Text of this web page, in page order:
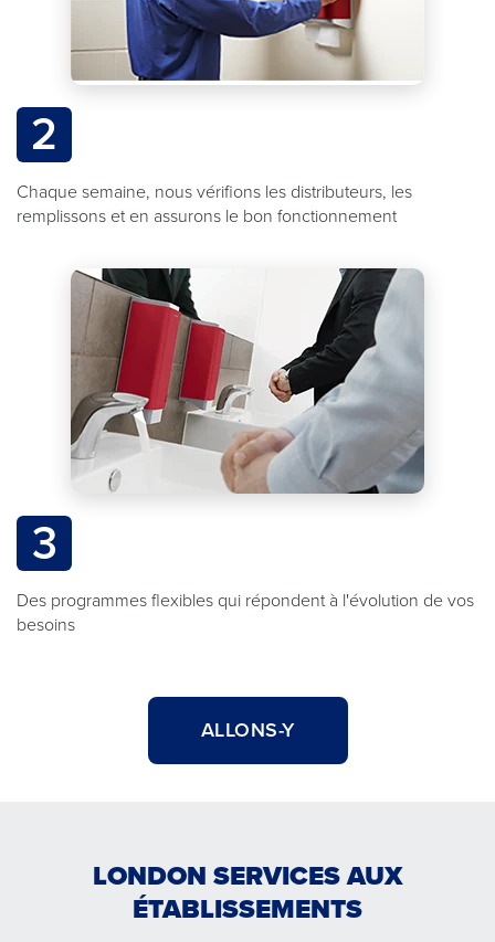
2
Chaque semaine, nous vérifions les distributeurs, les
remplissons et en assurons le bon fonctionnement
3
Des programmes flexibles qui répondent à l'évolution de vos
besoins
ALLONS-Y
LONDON SERVICES AUX
ÉTABLISSEMENTS